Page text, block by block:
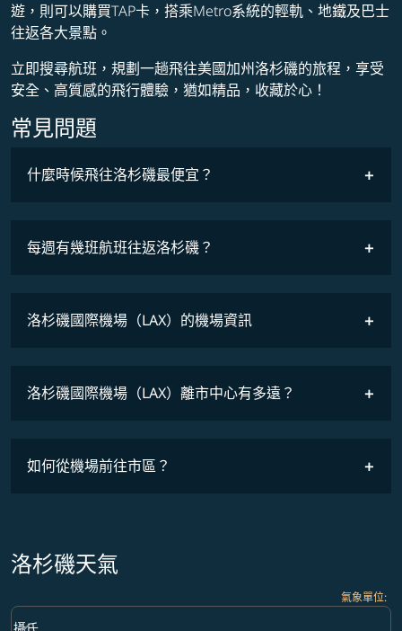
遊，則可以購買TAP卡，搭乘Metro系統的輕軌、地鐵及巴士
往返各大景點。
立即搜尋航班，規劃一趟飛往美國加州洛杉磯的旅程，享受
安全、高質感的飛行體驗，猶如精品，收藏於心！
常見問題
什麼時候飛往洛杉磯最便宜？
COSMILE會員
每週有幾班航班往返洛杉磯？
洛杉磯國際機場（LAX）的機場資訊
洛杉磯國際機場（LAX）離市中心有多遠？
如何從機場前往市區？
洛杉磯天氣
氣象單位:
Weather unit option 攝氏 Selected
攝氏
keyboard_arrow_down